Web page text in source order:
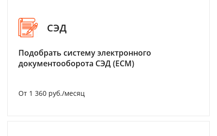
СЭД
Подобрать систему электронного
документооборота СЭД (ECM)
От 1 360 руб./месяц